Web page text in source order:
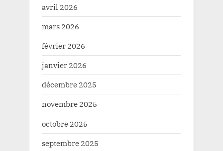
avril 2026
mars 2026
février 2026
janvier 2026
décembre 2025
novembre 2025
octobre 2025
septembre 2025